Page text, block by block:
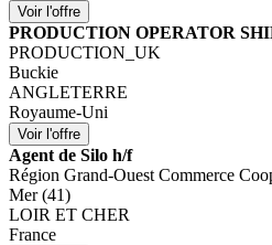
PRODUCTION OPERATOR
PRODUCTION_UK
Buckie
ANGLETERRE
Royaume-Uni
Agent de Silo h/f
Région Grand-Ouest Commerce
Mer (41)
LOIR ET CHER
France